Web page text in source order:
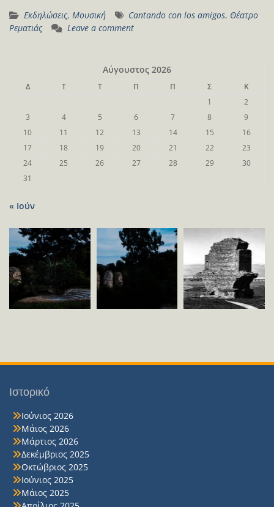
Εκδηλώσεις, Μουσική Cantando con los amigos, Θέατρο
Ρεματιάς
Leave a comment
Αύγουστος 2026
Δ Τ Τ Π Π Σ
Κ
1
2
3
4 5 6 7 8
9
10
11 12 13 14 15
16
17
18 19 20 21 22
23
24
25 26 27 28 29
30
31
« Ιούν
Ιστορικό
Ιούνιος 2026
Μάιος 2026
Μάρτιος 2026
Δεκέμβριος 2025
Οκτώβριος 2025
Ιούνιος 2025
Μάιος 2025